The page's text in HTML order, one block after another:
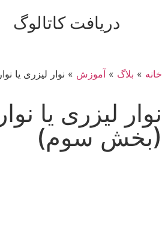
دریافت کاتالوگ
خانه » بلاگ » آموزش » نوار لیزری یا نوار pvc؟! (بخش سوم)
(بخش سوم)